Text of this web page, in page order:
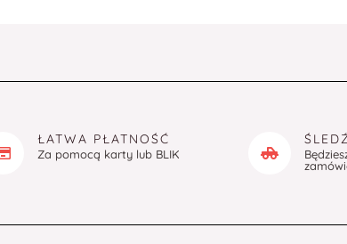
ŁATWA PŁATNOŚĆ
Za pomocą karty lub BLIK